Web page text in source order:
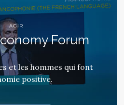
AGIR
Forum
et les hommes qui font
positive.